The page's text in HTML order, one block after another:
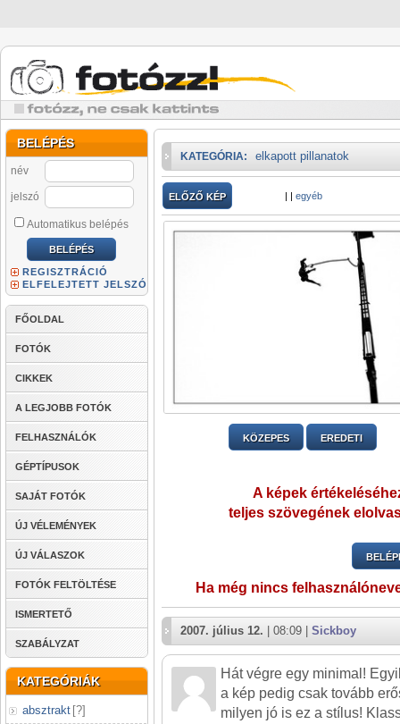
BELÉPÉS
név
jelszó
Automatikus belépés
REGISZTRÁCIÓ
ELFELEJTETT JELSZÓ
FŐOLDAL
FOTÓK
CIKKEK
A LEGJOBB FOTÓK
FELHASZNÁLÓK
GÉPTÍPUSOK
SAJÁT FOTÓK
ÚJ VÉLEMÉNYEK
ÚJ VÁLASZOK
FOTÓK FELTÖLTÉSE
ISMERTETŐ
SZABÁLYZAT
KATEGÓRIÁK
absztrakt [?]
KATEGÓRIA: elkapott pillanatok
ELŐZŐ KÉP | | egyéb
KÖZEPES EREDETI
A képek
teljes szövegének
Ha még nincs
2007. július 12. | 08:09 | Sickboy
Hát végre egy minimal!
a kép pedig csak tovább
milyen jó is ez a stílus!